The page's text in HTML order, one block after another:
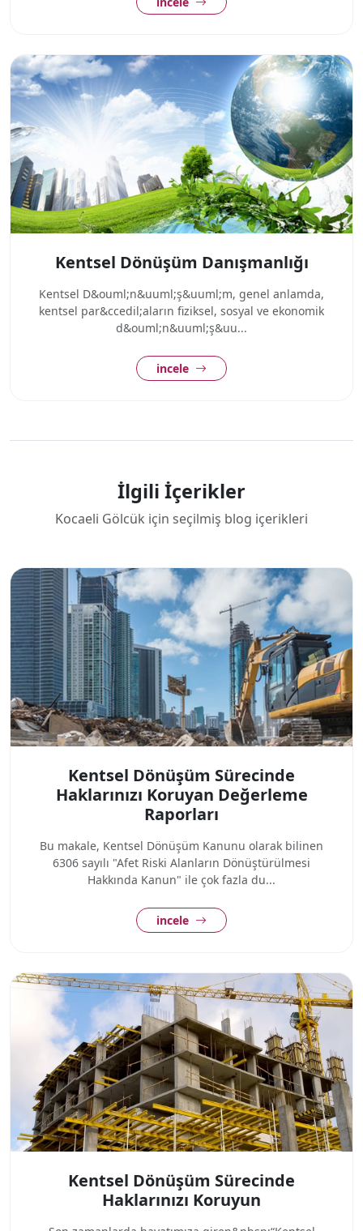
Kentsel Dönüşüm Danışmanlığı
Kentsel D&ouml;n&uuml;ş&uuml;m, genel anlamda,
kentsel par&ccedil;aların fiziksel, sosyal ve ekonomik
d&ouml;n&uuml;ş&uu...
incele
İlgili İçerikler
Kocaeli Gölcük için seçilmiş blog içerikleri
Kentsel Dönüşüm Sürecinde
Haklarınızı Koruyan Değerleme
Raporları
Bu makale, Kentsel Dönüşüm Kanunu olarak bilinen
6306 sayılı "Afet Riski Alanların Dönüştürülmesi
Hakkında Kanun" ile çok fazla du...
incele
Kentsel Dönüşüm Sürecinde
Haklarınızı Koruyun